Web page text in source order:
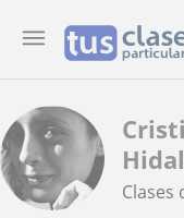
Clases